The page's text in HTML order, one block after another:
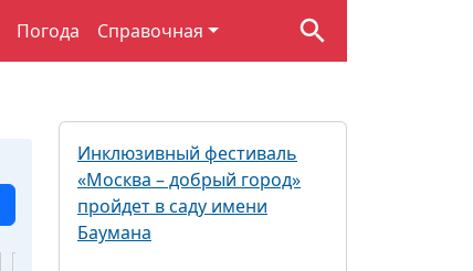
Погода Справочная
Инклюзивный фестиваль
«Москва – добрый город»
пройдет в саду имени
Баумана